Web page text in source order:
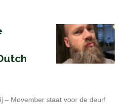
– Movember staat voor de deur!